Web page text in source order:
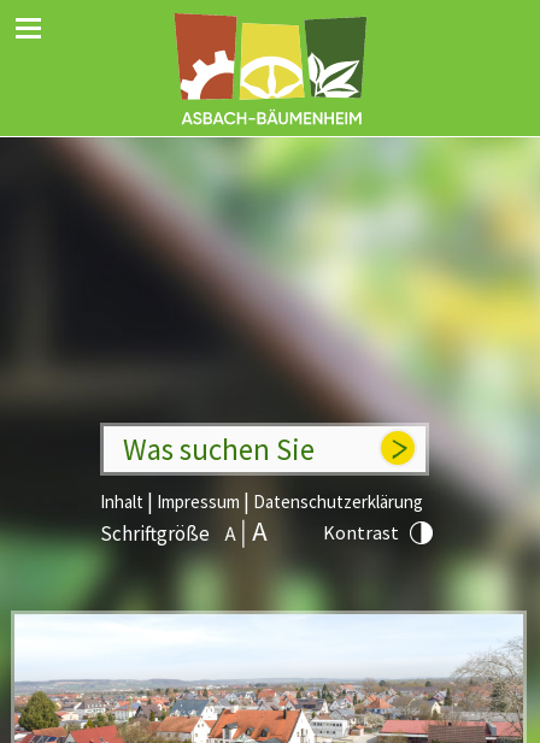
Was suchen Sie
Inhalt | Impressum | Datenschutzerklärung
Schriftgröße Kontrast